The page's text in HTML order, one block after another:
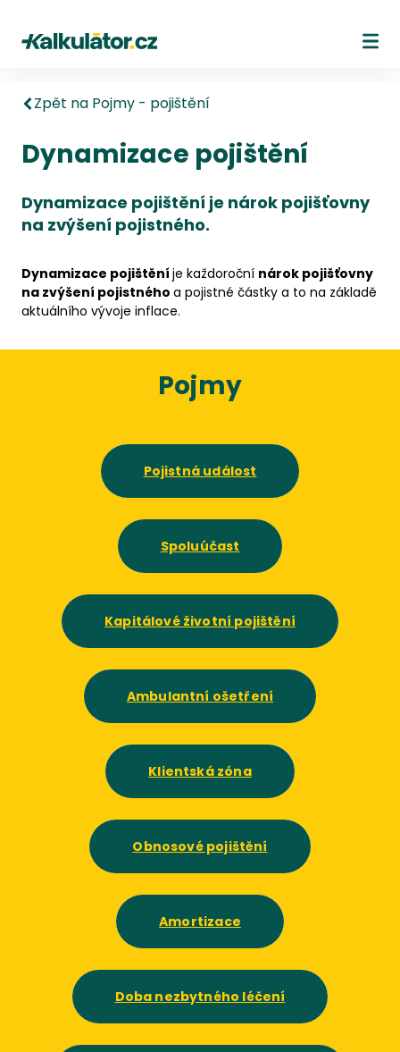
Kalkulátor.cz
Zpět na Pojmy - pojištění
Dynamizace pojištění
Dynamizace pojištění je nárok pojišťovny
na zvýšení pojistného.
Dynamizace pojištění je každoroční nárok pojišťovny
na zvýšení pojistného a pojistné částky a to na základě
aktuálního vývoje inflace.
Pojmy
Pojistná událost
Spoluúčast
Kapitálové životní pojištění
Ambulantní ošetření
Klientská zóna
Obnosové pojištění
Amortizace
Doba nezbytného léčení